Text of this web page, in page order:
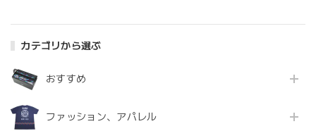
カテゴリから選ぶ
おすすめ
ファッション、アパレル